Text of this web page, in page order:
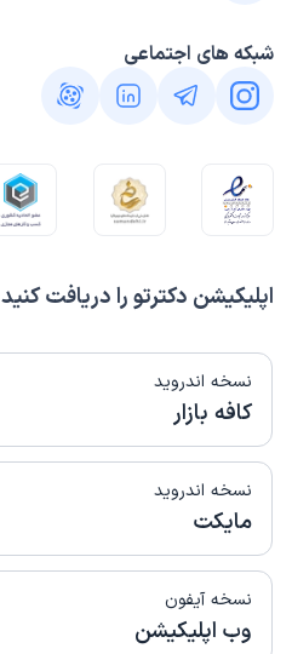
اپلیکیشن دکترتو را دریافت کنید
نسخه اندروید
کافه بازار
نسخه اندروید
مایکت
نسخه آیفون
وب اپلیکیشن
شبکه های اجتماعی